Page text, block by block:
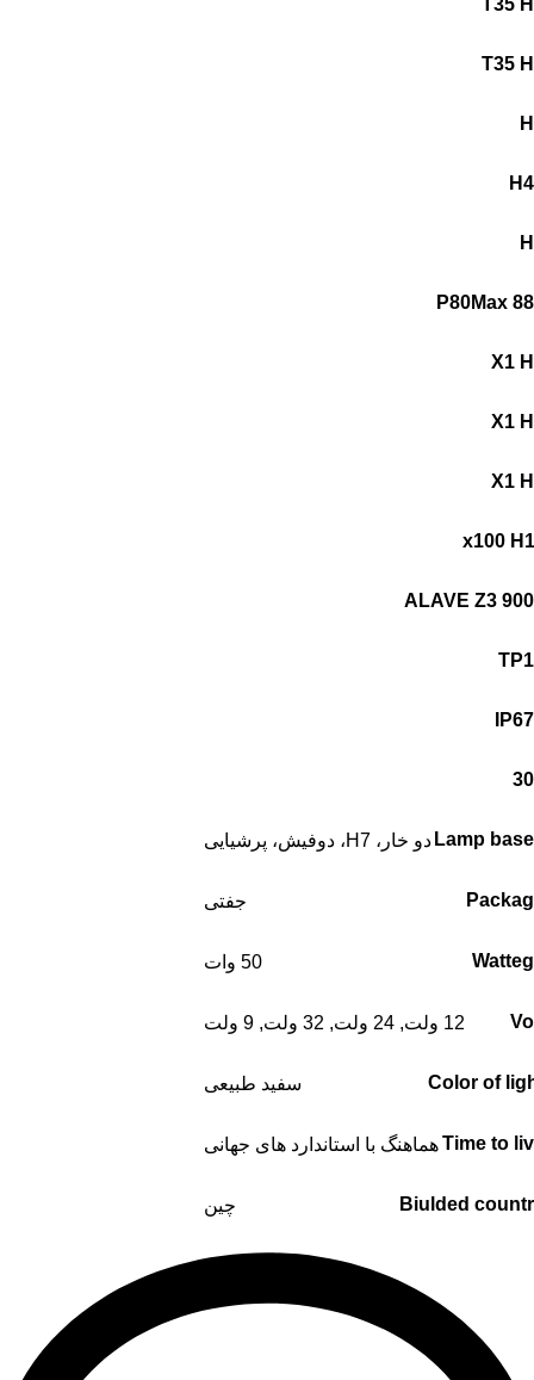
T35
P80Max
X1
X1
X1
x100
ALAVE Z3
Lamp دو خار، H7، دوفیش، پرشیایی
جفتی
50 وات
12 ولت , 24 ولت , 32 ولت , 9 ولت
Color of سفید طبیعی
Time toهماهنگ با استاندارد های جهانی
Biulded چین